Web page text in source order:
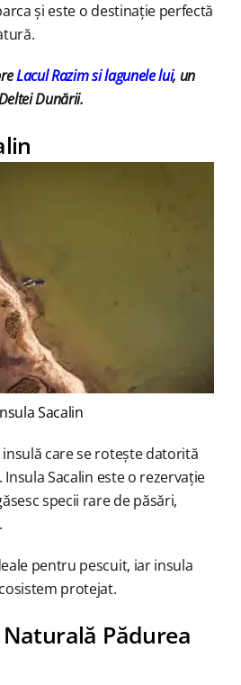
și este o destinație perfectă
Lacul Razim si lagunele lui, un
Dunării.
Sacalin
care se rotește datorită
Sacalin este o rezervație
specii rare de păsări,
pentru pescuit, iar insula
protejat.
Pădurea